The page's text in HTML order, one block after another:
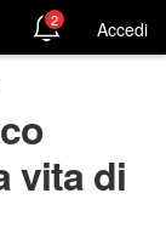
2 Accedi
vita di